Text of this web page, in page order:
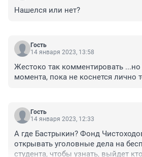
Нашелся или нет?
Гость
14 января 2023, 13:58
Жестоко так комментировать ...но
момента, пока не коснется лично
Гость
14 января 2023, 12:33
А где Бастрыкин? Фонд
открывать уголовные дела на
студента, чтобы узнать, выйдет